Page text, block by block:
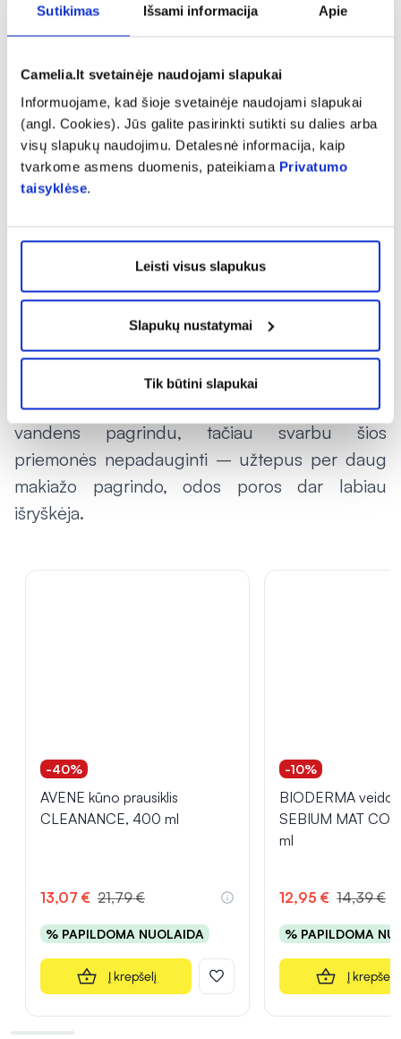
Sutikimas Išsami informacija Apie
Camelia.lt svetainėje naudojami slapukai
Informuojame, kad šioje svetainėje naudojami slapukai
(angl. Cookies). Jūs galite pasirinkti sutikti su dalies arba
visų slapukų naudojimu. Detalesnė informacija, kaip
tvarkome asmens duomenis, pateikiama Privatumo
taisyklėse.
Leisti visus slapukus
Slapukų nustatymai
Tik būtini slapukai
odą šaltuoju sezonu. Pirmiausia reiktų
pasirūpinti aktyviu jos drėkinimu. Papildomo
maitinimo tokiai odai nereikia, nes ji iš prigimties
yra apsaugota nuo šalčio ir vėjų. Nakčiai galima
pasitepti gydomuoju kremu, kuris sumažins
riebalų išsiskyrimą ir apsaugos nuo porų
užsikimšimo“, – aiškina vaistininkė.
rekomenduojama naudoti kiek įmanoma mažiau
makiažo priemonių. Nuo kreminės pudros ar
makiažo pagrindo oda pradeda daug greičiau
blizgėti, negu be jų. Labiausiai tinka mineralinė
pudra, kuri ne tik suteikia odai matinį atspalvį,
bet ir reguliuoja riebalinių liaukučių veiklą.
Makiažo pagrindas turėtų būti pagamintas
vandens pagrindu, tačiau svarbu šios
priemonės nepadauginti – užtepus per daug
makiažo pagrindo, odos poros dar labiau
išryškėja.
-40%
AVENE kūno prausiklis
CLEANANCE, 400 ml
13,07 € 21,79 €
% PAPILDOMA NUOLAIDA
Į krepšelį
-10%
BIODERMA veido
SEBIUM MAT
ml
12,95 € 14,39 €
% PAPILDOMA
Į krepšelį